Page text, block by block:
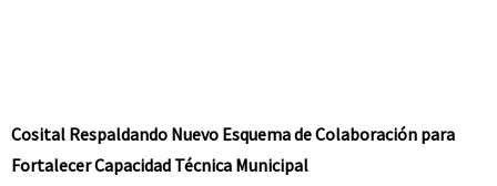
Cosital Respaldando Nuevo Esquema de Colaboración para
Fortalecer Capacidad Técnica Municipal